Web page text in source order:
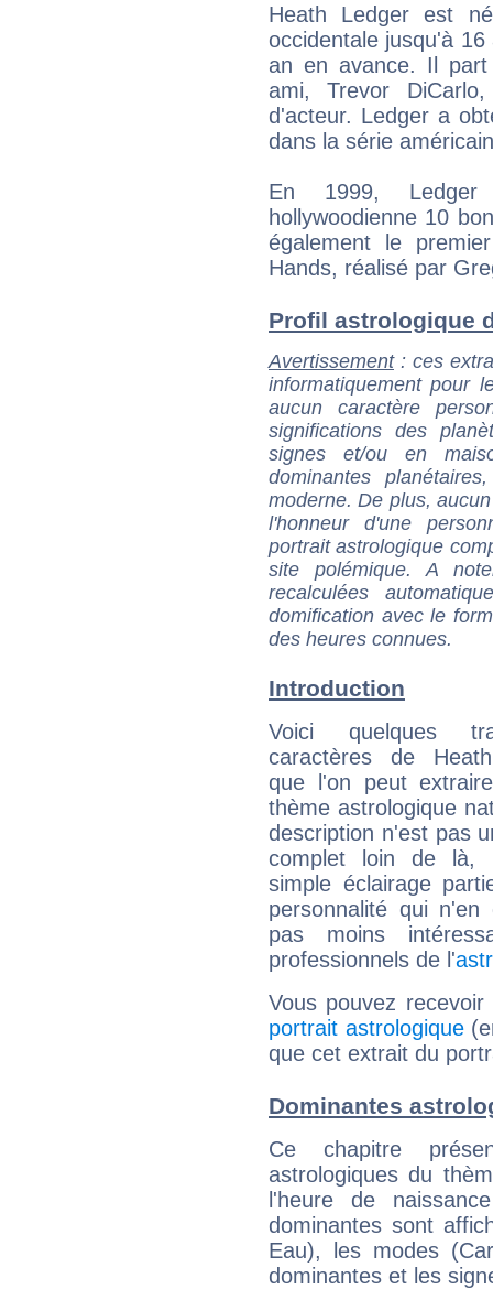
Heath Ledger est
occidentale jusqu'à
an en avance. Il
ami, Trevor
d'acteur. Ledger a
dans la série
En 1999,
hollywoodienne 10
également le
Hands, réalisé par
Profil astrologique
Avertissement: ces
informatiquement pour
aucun caractère
significations des
signes et/ou en
dominantes
moderne. De plus,
l'honneur d'une
portrait astrologique
site polémique. A
recalculées
domification avec le
des heures connues.
Introduction
Voici quelques
caractères de
que l'on peut
thème astrologique
description n'est pas
complet loin de là,
simple éclairage
personnalité qui n'en
pas moins
professionnels de l'
Vous pouvez
portrait astrologique
que cet extrait du
Dominantes
Ce chapitre
astrologiques du
l'heure de
dominantes sont
Eau), les modes
dominantes et les